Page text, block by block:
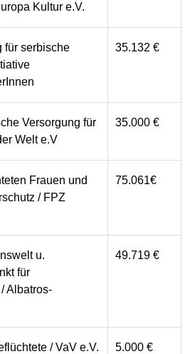
Kultur e.V.
für serbische
35.132 €
Versorgung für
Welt e.V
35.000 €
Frauen und
/ FPZ
75.061€
u.
für
Albatros-
49.719 €
/ VaV e.V. 5.000 €